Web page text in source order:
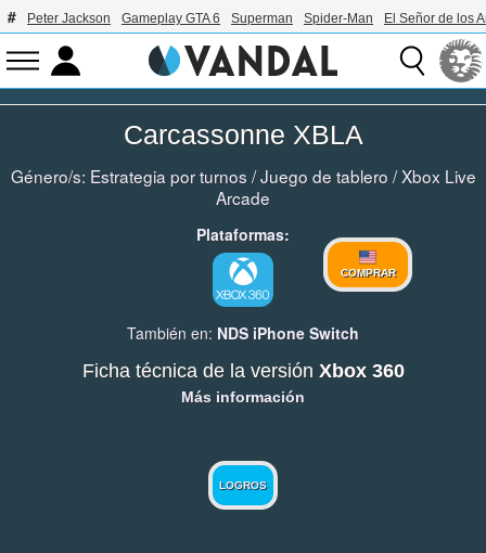
Peter Jackson Gameplay GTA 6 Superman Spider-Man El Señor de los
Carcassonne XBLA
Género/s: Estrategia por turnos/Juego de tablero /Xbox Live
Arcade
Plataformas:
COMPRAR
También en: NDS iPhone Switch
Ficha técnica de la versión Xbox 360
Más información
LOGROS